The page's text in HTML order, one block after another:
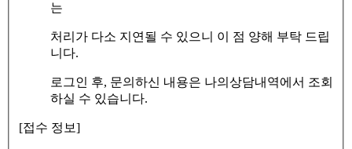
는
처리가 다소 지연될 수 있으니 이 점 양해 부탁 드립
니다.
로그인 후, 문의하신 내용은 나의상담내역에서 조회
하실 수 있습니다.
[접수 정보]